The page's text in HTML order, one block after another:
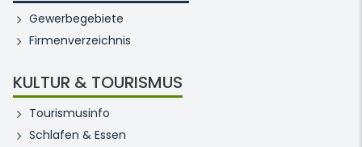
Gewerbegebiete
Firmenverzeichnis
KULTUR & TOURISMUS
Tourismusinfo
Schlafen & Essen